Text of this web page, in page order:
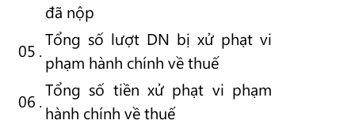
đã nộp
05 .
Tổng số lượt DN bị xử phạt vi
phạm hành chính về thuế
06 .
Tổng số tiền xử phạt vi phạm
hành chính về thuế